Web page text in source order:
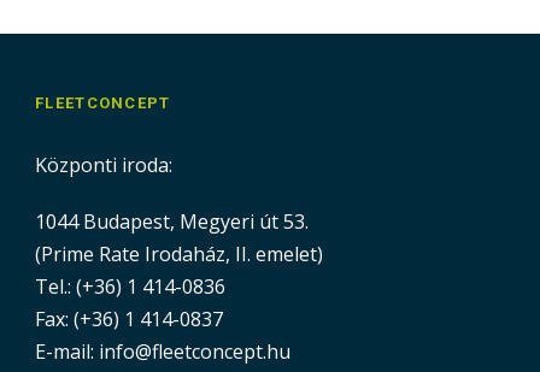
FLEETCONCEPT
Központi iroda:
1044 Budapest, Megyeri út 53.
(Prime Rate Irodaház, II. emelet)
Tel.: (+36) 1 414-0836
Fax: (+36) 1 414-0837
E-mail: info@fleetconcept.hu